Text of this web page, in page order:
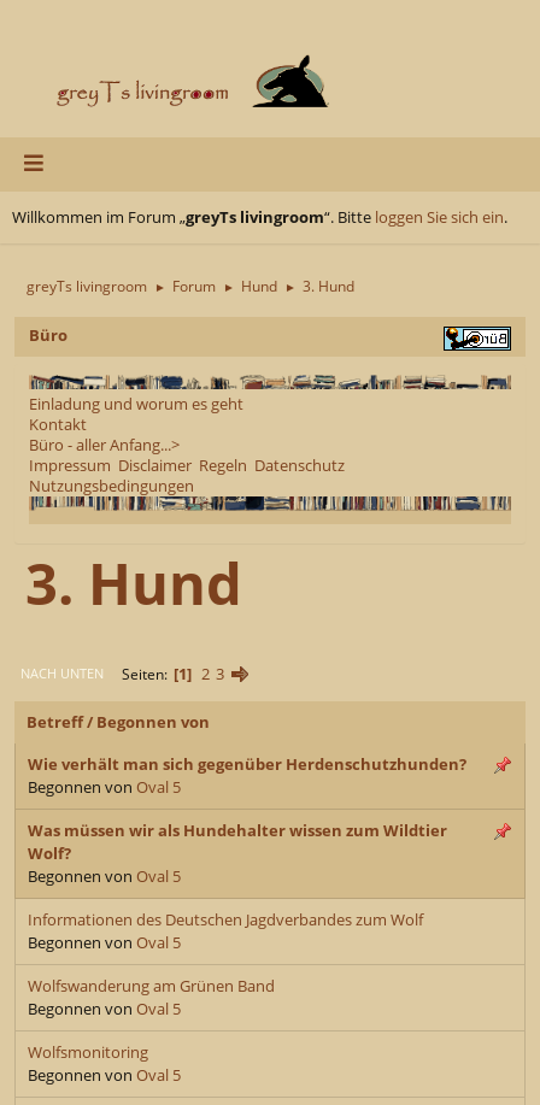
Willkommen im Forum „greyTs livingroom“. Bitte loggen Sie sich ein.
greyTs livingroom ► Forum ► Hund ► 3. Hund
Büro
Einladung und worum es geht
Kontakt
Büro - aller Anfang...>
Impressum Disclaimer Regeln Datenschutz
Nutzungsbedingungen
3. Hund
NACH UNTEN Seiten 1 2 3
Betreff/ Begonnen von
Wie verhält man sich gegenüber Herdenschutzhunden?
Begonnen von Oval 5
Was müssen wir als Hundehalter wissen zum Wildtier
Wolf?
Begonnen von Oval 5
Informationen des Deutschen Jagdverbandes zum Wolf
Begonnen von Oval 5
Wolfswanderung am Grünen Band
Begonnen von Oval 5
Wolfsmonitoring
Begonnen von Oval 5